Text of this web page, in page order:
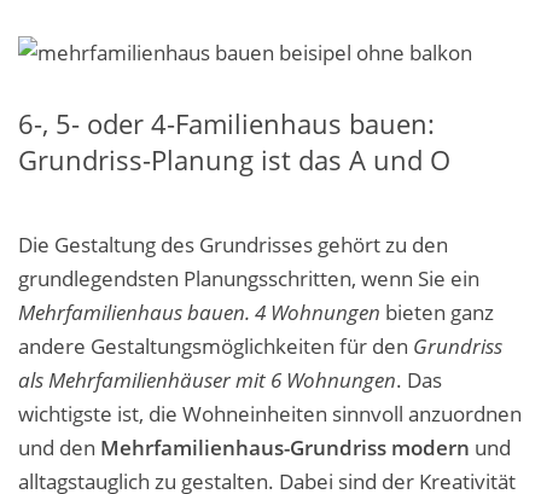
6-, 5- oder 4-Familienhaus bauen:
Grundriss-Planung ist das A und O
Die Gestaltung des Grundrisses gehört zu den
grundlegendsten Planungsschritten, wenn Sie ein
Mehrfamilienhaus bauen. 4 Wohnungen bieten ganz
andere Gestaltungsmöglichkeiten für den Grundriss
als Mehrfamilienhäuser mit 6 Wohnungen. Das
wichtigste ist, die Wohneinheiten sinnvoll anzuordnen
und den Mehrfamilienhaus-Grundriss modern und
alltagstauglich zu gestalten. Dabei sind der Kreativität